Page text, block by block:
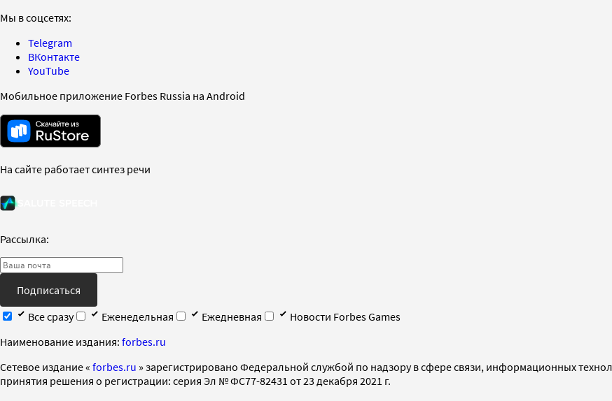
Мы в соцсетях:
Telegram
ВКонтакте
YouTube
Мобильное приложение Forbes Russia на Android
На сайте работает синтез речи
Рассылка:
Подписаться
Все сразу
Еженедельная Ежедневная
Новости Forbes Games
Наименование издания: forbes.ru
Cетевое издание « forbes.ru » зарегистрировано Федеральной службой по надзору в сфере связи, информационных
принятия решения о регистрации: серия Эл № ФС77-82431 от 23 декабря 2021 г.